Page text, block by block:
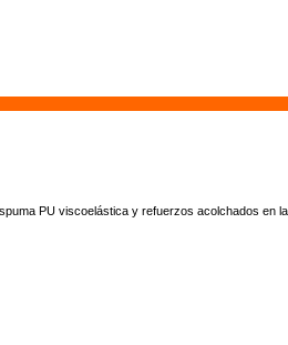
PU viscoelástica y refuerzos acolchados en